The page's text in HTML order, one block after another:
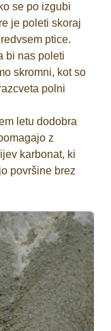
se po izgubi
je poleti skoraj
ptice.
bi nas poleti
skromni, kot so
polni
letu dodobra
z
karbonat, ki
površine brez